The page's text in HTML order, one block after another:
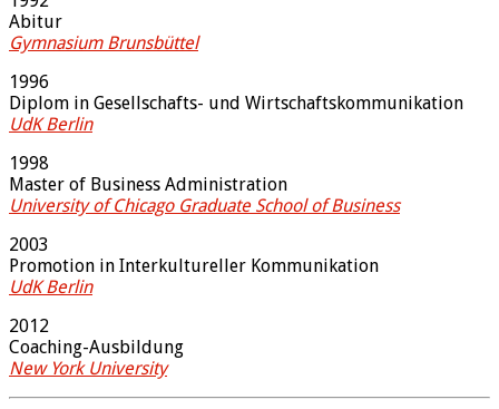
Abitur
Gymnasium Brunsbüttel
1996
Diplom in Gesellschafts- und Wirtschaftskommunikation
UdK Berlin
1998
Master of Business Administration
University of Chicago Graduate School of Business
2003
Promotion in Interkultureller Kommunikation
UdK Berlin
2012
Coaching-Ausbildung
New York University